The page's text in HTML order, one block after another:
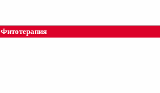
Фитотерапия